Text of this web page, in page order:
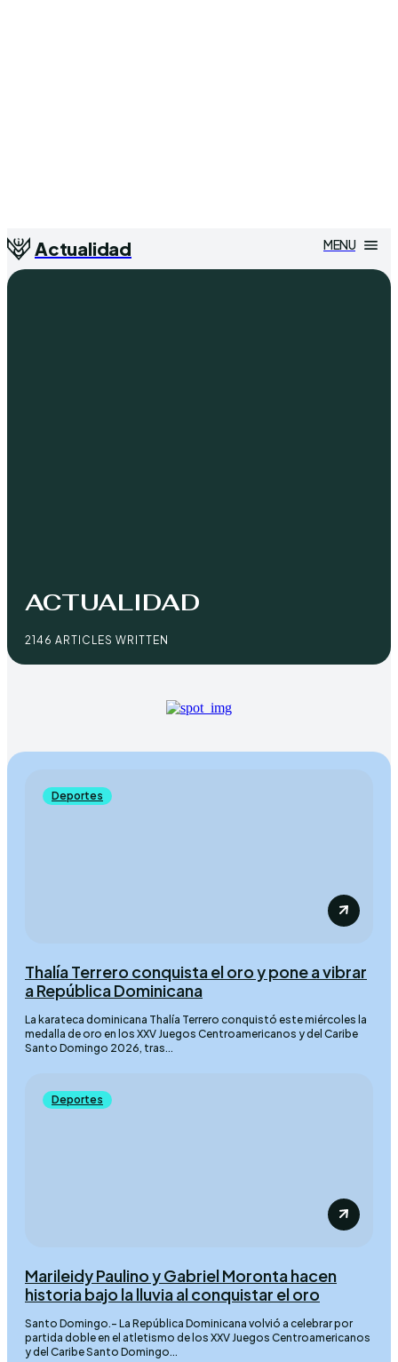
Actualidad MENU
ACTUALIDAD
2146 ARTICLES WRITTEN
Deportes
Thalía Terrero conquista el oro y pone a vibrar
a República Dominicana
La karateca dominicana Thalía Terrero conquistó este miércoles la
medalla de oro en los XXV Juegos Centroamericanos y del Caribe
Santo Domingo 2026, tras...
Deportes
Marileidy Paulino y Gabriel Moronta hacen
historia bajo la lluvia al conquistar el oro
Santo Domingo.– La República Dominicana volvió a celebrar por
partida doble en el atletismo de los XXV Juegos Centroamericanos
y del Caribe Santo Domingo...